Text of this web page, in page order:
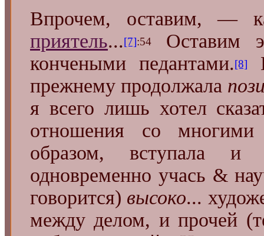
Впрочем, оставим, —
приятель...[7]:54
Оставим
кончеными педантами.[8]
прежнему продолжала
я всего лишь хотел
отношения со
образом, вступала
одновременно учась &
говорится) высоко...
между делом, и прочей